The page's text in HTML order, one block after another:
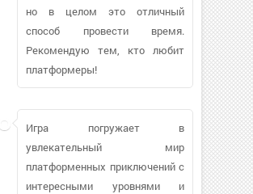
но в целом это отличный
способ провести время.
Рекомендую тем, кто любит
платформеры!
Игра погружает в
увлекательный мир
платформенных приключений с
интересными уровнями и